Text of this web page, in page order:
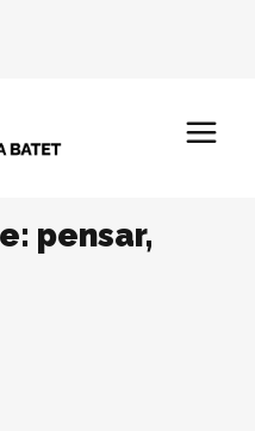
pensar,